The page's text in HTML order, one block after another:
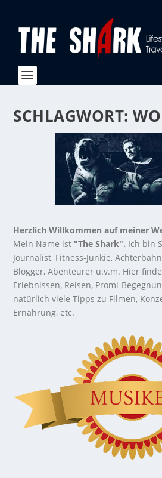
SCHLAGWORT:
Herzlich Willkommen auf meiner
Mein Name ist "The Shark". Ich bin
Journalist, Fitness-Junkie,
Blogger, Abenteurer u.v.m. Hier
Erlebnissen, Reisen, Promi-
natürlich viele Tipps zu Filmen,
Ernährung, etc.